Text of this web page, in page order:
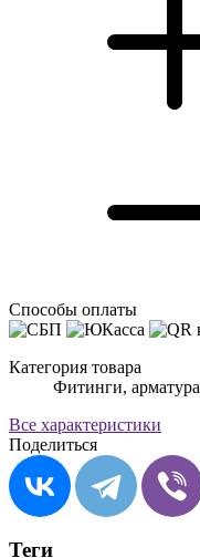
Способы оплаты
Категория товара
Фитинги, арматура
Все характеристики
Поделиться
Теги